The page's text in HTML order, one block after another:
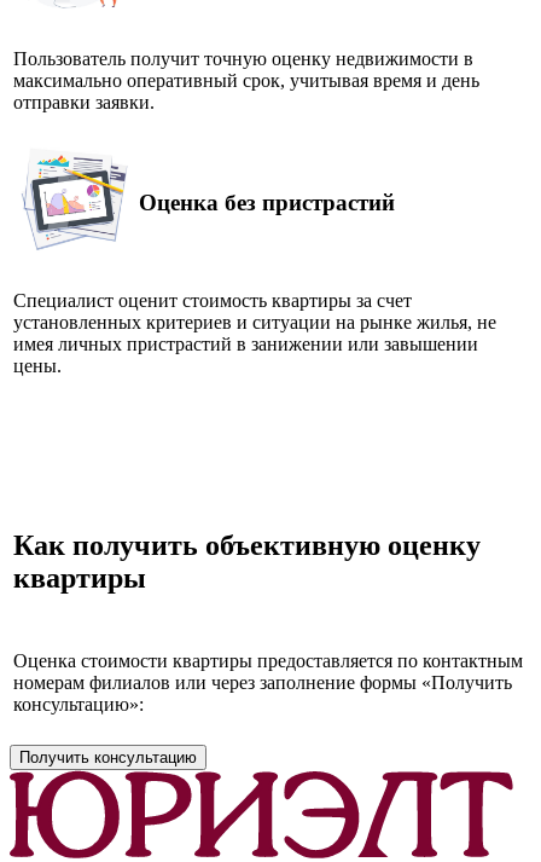
Пользователь получит точную оценку недвижимости в
максимально оперативный срок, учитывая время и день
отправки заявки.
Оценка без пристрастий
Специалист оценит стоимость квартиры за счет
установленных критериев и ситуации на рынке жилья, не
имея личных пристрастий в занижении или завышении
цены.
Как получить объективную оценку
квартиры
Оценка стоимости квартиры предоставляется по контактным
номерам филиалов или через заполнение формы «Получить
консультацию»:
Получить консультацию